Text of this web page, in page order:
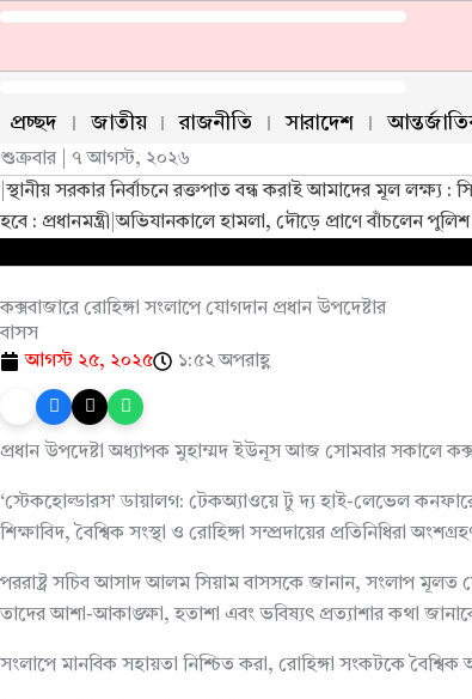
Skip
content
প্রচ্ছদ জাতীয় রাজনীতি সারাদেশ
শুক্রবার | ৭ আগস্ট, ২০২৬
স্থানীয় সরকার নির্বাচনে রক্তপাত বন্ধ করাই আমাদের মূল লক্ষ্য :
হবে : প্রধানমন্ত্রী |অভিযানকালে হামলা, দৌড়ে প্রাণে বাঁচলেন পুলিশ
কক্সবাজারে রোহিঙ্গা সংলাপে যোগদান প্রধান উপদেষ্টার
বাসস
আগস্ট ২৫, ২০২৫
১:৫২ অপরাহ্ণ
প্রধান উপদেষ্টা অধ্যাপক মুহাম্মদ ইউনূস আজ সোমবার সকালে
‘স্টেকহোল্ডারস’ ডায়ালগ: টেকঅ্যাওয়ে টু দ্য হাই-লেভেল
শিক্ষাবিদ, বৈশ্বিক সংস্থা ও রোহিঙ্গা সম্প্রদায়ের প্রতিনিধিরা
পররাষ্ট্র সচিব আসাদ আলম সিয়াম বাসসকে জানান, সংলাপ মূলত
তাদের আশা-আকাঙ্ক্ষা, হতাশা এবং ভবিষ্যৎ প্রত্যাশার কথা
সংলাপে মানবিক সহায়তা নিশ্চিত করা, রোহিঙ্গা সংকটকে বৈশ্বিক